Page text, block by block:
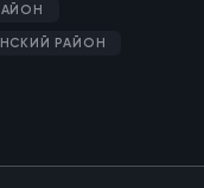
РАЙОН